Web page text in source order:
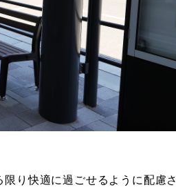
り快適に過ごせるように配慮さ